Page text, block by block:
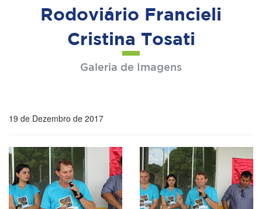
Rodoviário Francieli
Cristina Tosati
Galeria de Imagens
19 de Dezembro de 2017